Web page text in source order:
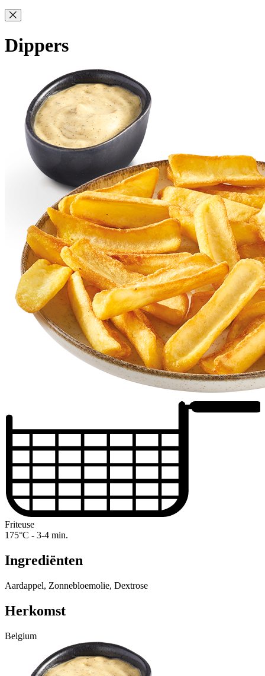
Dippers
Friteuse
175°C - 3-4 min.
Ingrediënten
Aardappel, Zonnebloemolie, Dextrose
Herkomst
Belgium